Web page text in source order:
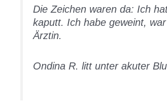
Die Zeichen waren da: Ich
kaputt. Ich habe geweint,
Ärztin.
Ondina R. litt unter akuter